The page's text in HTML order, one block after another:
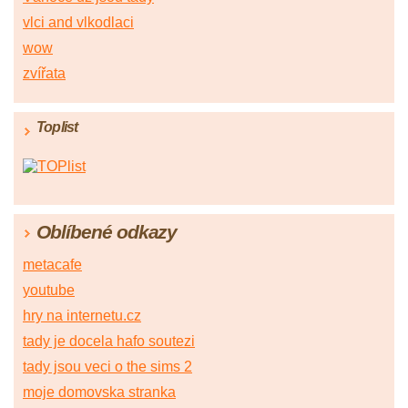
vlci and vlkodlaci
wow
zvířata
Toplist
Oblíbené odkazy
metacafe
youtube
hry na internetu.cz
tady je docela hafo soutezi
tady jsou veci o the sims 2
moje domovska stranka